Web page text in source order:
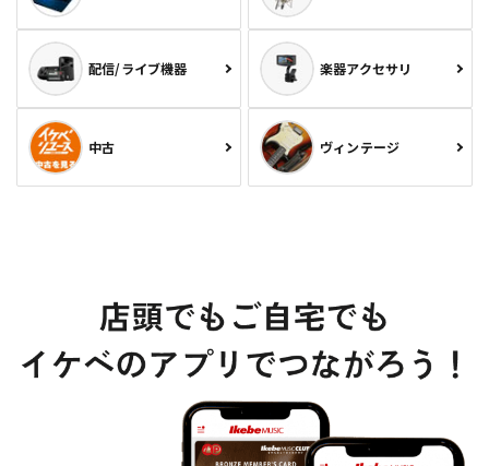
配信/ライブ機器 楽器アクセサリ
中古 ヴィンテージ